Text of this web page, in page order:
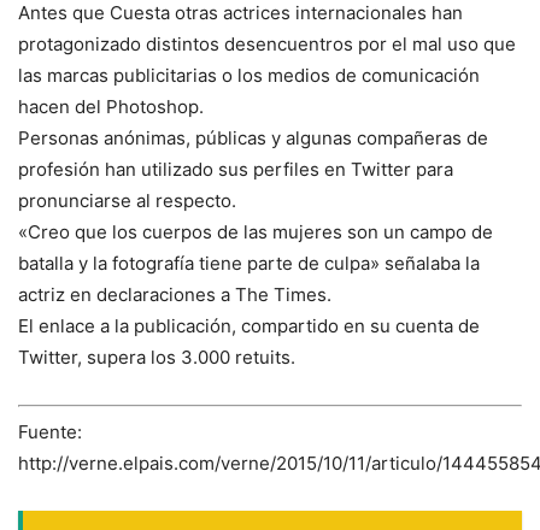
Antes que Cuesta otras actrices internacionales han
protagonizado distintos desencuentros por el mal uso que
las marcas publicitarias o los medios de comunicación
hacen del Photoshop.
Personas anónimas, públicas y algunas compañeras de
profesión han utilizado sus perfiles en Twitter para
pronunciarse al respecto.
«Creo que los cuerpos de las mujeres son un campo de
batalla y la fotografía tiene parte de culpa» señalaba la
actriz en declaraciones a The Times.
El enlace a la publicación, compartido en su cuenta de
Twitter, supera los 3.000 retuits.
Fuente:
http://verne.elpais.com/verne/2015/10/11/articulo/